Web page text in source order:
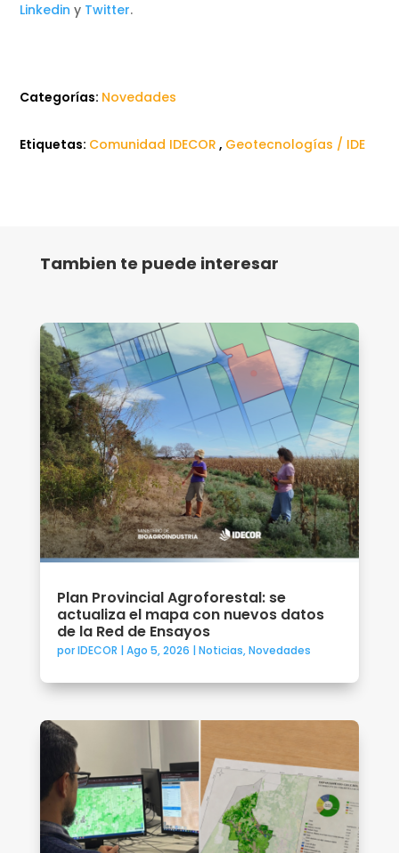
Linkedin y Twitter.
Categorías: Novedades
Etiquetas: Comunidad IDECOR , Geotecnologías / IDE
Tambien te puede interesar
Plan Provincial Agroforestal: se
actualiza el mapa con nuevos datos
de la Red de Ensayos
porIDECOR | Ago 5, 2026 | Noticias,Novedades